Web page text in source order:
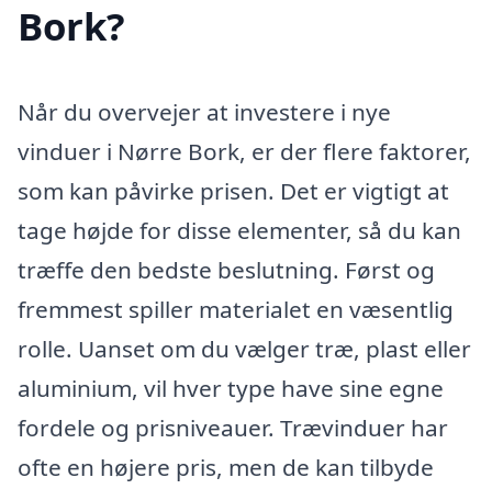
Bork?
Når du overvejer at investere i nye
vinduer i Nørre Bork, er der flere faktorer,
som kan påvirke prisen. Det er vigtigt at
tage højde for disse elementer, så du kan
træffe den bedste beslutning. Først og
fremmest spiller materialet en væsentlig
rolle. Uanset om du vælger træ, plast eller
aluminium, vil hver type have sine egne
fordele og prisniveauer. Trævinduer har
ofte en højere pris, men de kan tilbyde